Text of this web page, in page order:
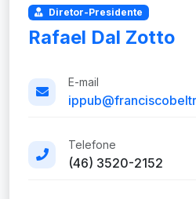
Diretor-Presidente
Rafael Dal Zotto
E-mail
Telefone
(46) 3520-2152